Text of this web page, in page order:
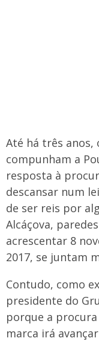
Até há três anos,
compunham a
resposta à
descansar num
de ser reis por
Alcáçova,
acrescentar 8
2017, se juntam
Contudo, como
presidente do
porque a
marca irá